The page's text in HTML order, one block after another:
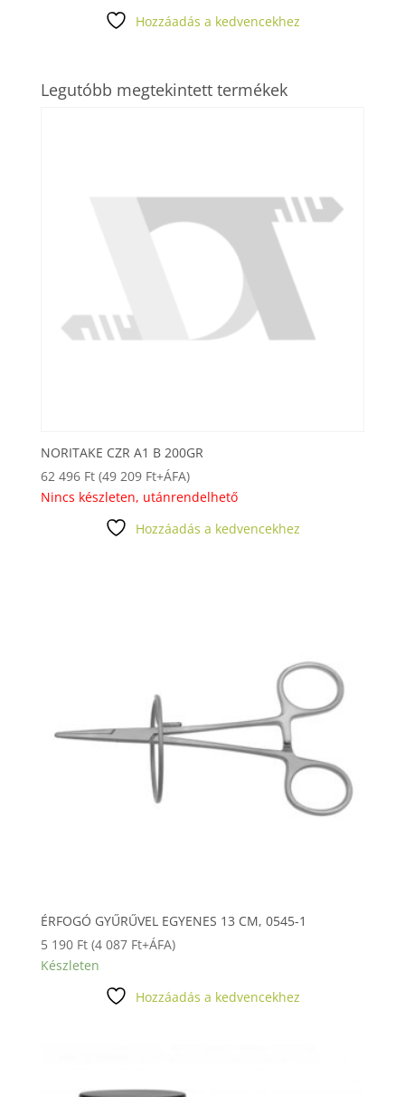
Hozzáadás a kedvencekhez
Legutóbb megtekintett termékek
NORITAKE CZR A1 B 200GR
62 496 Ft (49 209 Ft+ÁFA)
Nincs készleten, utánrendelhető
Hozzáadás a kedvencekhez
ÉRFOGÓ GYŰRŰVEL EGYENES 13 CM, 0545-1
5 190 Ft (4 087 Ft+ÁFA)
Készleten
Hozzáadás a kedvencekhez